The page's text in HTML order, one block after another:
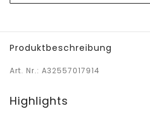
Produktbeschreibung
Art. Nr.: A32557017914
Highlights